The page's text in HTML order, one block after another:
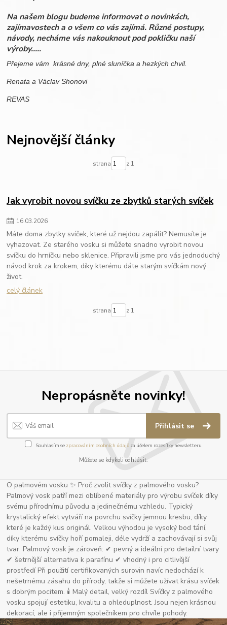
Na našem blogu budeme informovat o novinkách,
zajímavostech a o všem co vás zajímá. Různé postupy,
návody, necháme vás nakouknout pod pokličku naší
výroby.....
Přejeme vám krásné dny, plné sluníčka a hezkých chvil.
Renata a Václav Shonovi
REVAS
Nejnovější články
strana z 1
Jak vyrobit novou svíčku ze zbytků starých svíček
16.03.2026
Máte doma zbytky svíček, které už nejdou zapálit? Nemusíte je
vyhazovat. Ze starého vosku si můžete snadno vyrobit novou
svíčku do hrníčku nebo sklenice. Připravili jsme pro vás jednoduchý
návod krok za krokem, díky kterému dáte starým svíčkám nový
život.
celý článek
strana z 1
Nepropásněte novinky!
Přihlásit se
Souhlasím se zpracováním osobních údajůza účelem rozesílky newsletteru.
Můžete se kdykoli odhlásit.
O palmovém vosku ✨ Proč zvolit svíčky z palmového vosku?
Palmový vosk patří mezi oblíbené materiály pro výrobu svíček díky
svému přírodnímu původu a jedinečnému vzhledu. Typický
krystalický efekt vytváří na povrchu svíčky jemnou kresbu, díky
které je každý kus originál. Velkou výhodou je vysoký bod tání,
díky kterému svíčky hoří pomaleji, déle vydrží a zachovávají si svůj
tvar. Palmový vosk je zároveň: ✔ pevný a ideální pro detailní tvary
✔ šetrnější alternativa k parafínu ✔ vhodný i pro citlivější
prostředí Při použití certifikovaných surovin navíc nedochází k
nešetrnému zásahu do přírody, takže si můžete užívat krásu svíček
s dobrým pocitem. 🕯 Malý detail, velký rozdíl Svíčky z palmového
vosku spojují estetiku, kvalitu a ohleduplnost. Jsou nejen krásnou
dekorací, ale i příjemným společníkem pro chvíle pohody.